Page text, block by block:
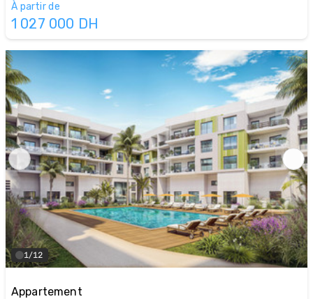
À partir de
1 027 000 DH
1/12
Appartement